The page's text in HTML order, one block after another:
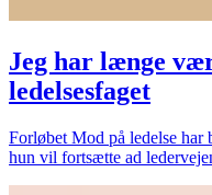
Jeg har længe
ledelsesfaget
Forløbet Mod på ledelse har
hun vil fortsætte ad